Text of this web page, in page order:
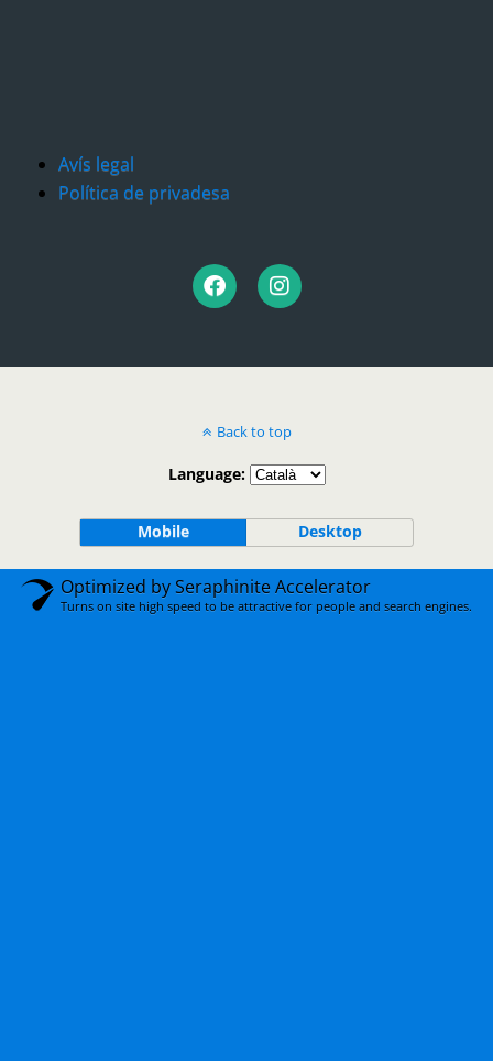
Avís legal
Política de privadesa
Back to top
Language:
Mobile Desktop
Optimized by Seraphinite Accelerator
Turns on site high speed to be attractive for people and search engines.